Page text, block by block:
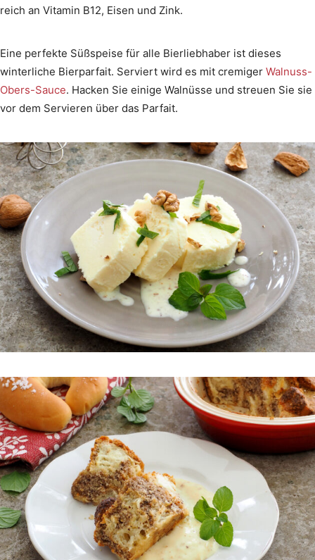
reich an Vitamin B12, Eisen und Zink.
Eine perfekte Süßspeise für alle Bierliebhaber ist dieses
winterliche Bierparfait. Serviert wird es mit cremiger Walnuss-
Obers-Sauce. Hacken Sie einige Walnüsse und streuen Sie sie
vor dem Servieren über das Parfait.